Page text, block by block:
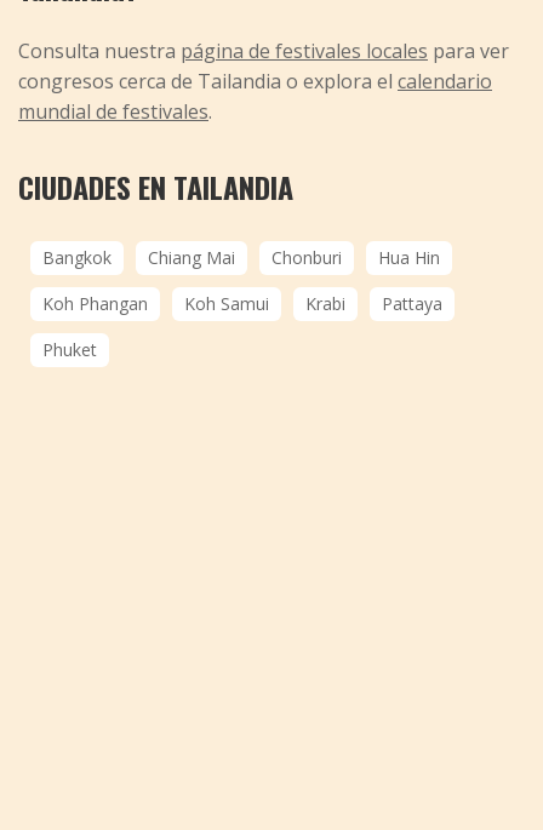
Consulta nuestra página de festivales locales para ver
congresos cerca de Tailandia o explora el calendario
mundial de festivales.
CIUDADES EN TAILANDIA
Bangkok Chiang Mai Chonburi
Hua Hin
Koh Phangan
Koh Samui Krabi
Pattaya
Phuket